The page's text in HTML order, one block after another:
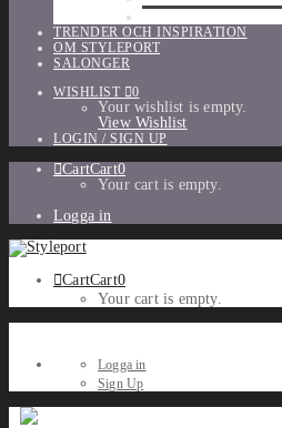
TRENDER OCH INSPIRATION
OM STYLEPORT
SALONGER
WISHLIST
0
Your wishlist is empty.
View Wishlist
LOGIN / SIGN UP
CartCart0
Your cart is empty.
Logga in
CartCart0
Your cart is empty.
Logga in
Sign Up